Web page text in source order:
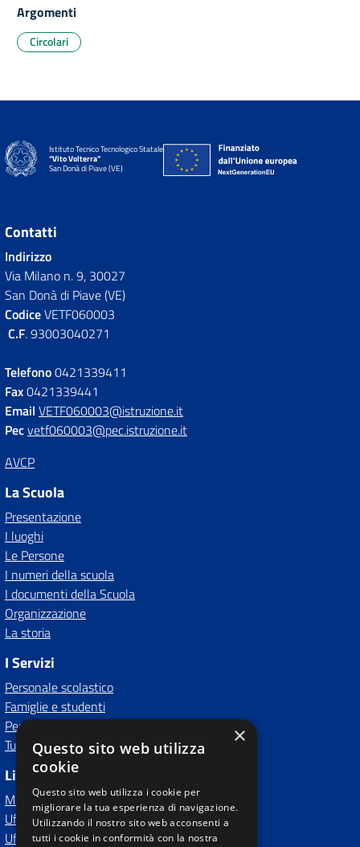
Argomenti
Circolari
Istituto Tecnico Tecnologico Statale
“Vito Volterra”
San Donà di Piave (VE)
Contatti
Indirizzo
Via Milano n. 9, 30027
San Donà di Piave (VE)
CodiceVETF060003
C.F. 93003040271
Telefono0421339411
Fax0421339441
Email VETF060003@istruzione.it
Pecvetf060003@pec.istruzione.it
AVCP
La Scuola
Presentazione
I luoghi
Le Persone
I numeri della scuola
I documenti della Scuola
Organizzazione
La storia
I Servizi
Personale scolastico
Famiglie e studenti
Percorsi di studio
Tutti i servizi
Link Esterni
MIUR
Ufficio Scolastico Regionale
Ufficio Scolastico Territoriale
×
Questo sito web utilizza
cookie
Questo sito web utilizza i cookie per
migliorare la tua esperienza di navigazione.
Utilizzando il nostro sito web acconsenti a
tutti i cookie in conformità con la nostra